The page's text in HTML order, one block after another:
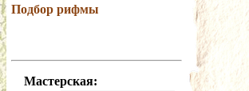
Подбор рифмы
Мастерская: